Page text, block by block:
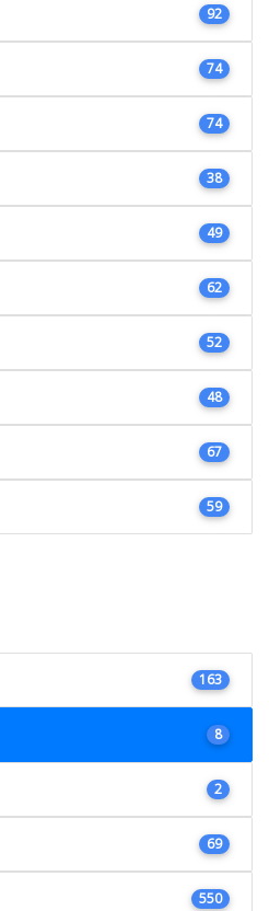
92
74
74
38
49
62
52
48
67
59
163
8
2
69
550